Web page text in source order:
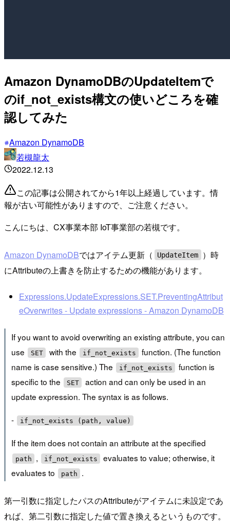
Amazon DynamoDBのUpdateItemで
のif_not_exists構文の使いどころを確
認してみた
Amazon DynamoDB
若槻龍太
2022.12.13
この記事は公開されてから1年以上経過しています。情
報が古い可能性がありますので、ご注意ください。
こんにちは、CX事業本部 IoT事業部の若槻です。
Amazon DynamoDBではアイテム更新（ UpdateItem
）時
にAttributeの上書きを防止するための機能があります。
Expressions.UpdateExpressions.SET.PreventingAttribut
eOverwrites - Update expressions - Amazon DynamoDB
If you want to avoid overwriting an existing attribute, you can
use
SET with the if_not_exists
function. (The function
name is case sensitive.) The
if_not_exists
function is
specific to the
SET
action and can only be used in an
update expression. The syntax is as follows.
- if_not_exists (path, value)
If the item does not contain an attribute at the specified
path , if_not_exists
evaluates to value; otherwise, it
evaluates to
path .
第一引数に指定したパスのAttributeがアイテムに未設定であ
れば、第二引数に指定した値で置き換えるというものです。